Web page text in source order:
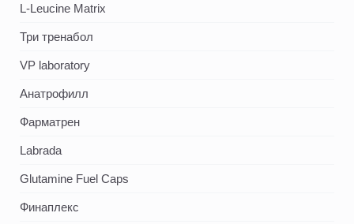
L-Leucine Matrix
Три тренабол
VP laboratory
Анатрофилл
Фарматрен
Labrada
Glutamine Fuel Caps
Финаплекс